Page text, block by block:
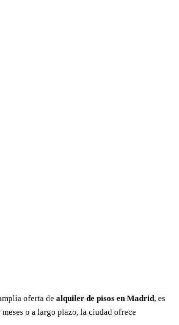
oferta de alquiler de pisos en Madrid, es
o a largo plazo, la ciudad ofrece